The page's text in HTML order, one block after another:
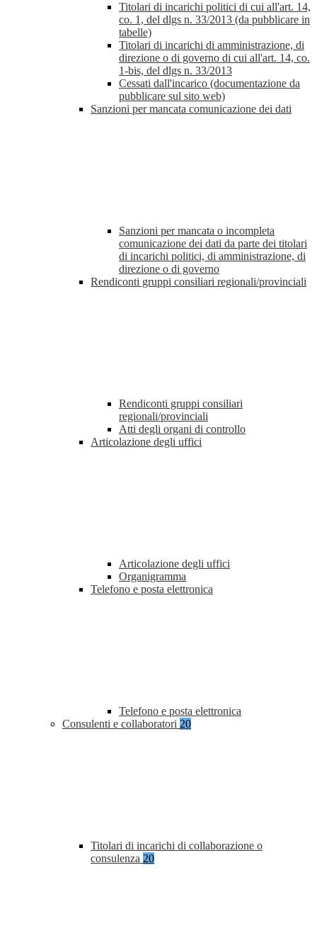
Titolari di incarichi politici di cui all'art. 14,
co. 1, del dlgs n. 33/2013 (da pubblicare in
tabelle)
Titolari di incarichi di amministrazione, di
direzione o di governo di cui all'art. 14, co.
1-bis, del dlgs n. 33/2013
Cessati dall'incarico (documentazione da
pubblicare sul sito web)
Sanzioni per mancata comunicazione dei dati
Sanzioni per mancata o incompleta
comunicazione dei dati da parte dei titolari
di incarichi politici, di amministrazione, di
direzione o di governo
Rendiconti gruppi consiliari regionali/provinciali
Rendiconti gruppi consiliari
regionali/provinciali
Atti degli organi di controllo
Articolazione degli uffici
Articolazione degli uffici
Organigramma
Telefono e posta elettronica
Telefono e posta elettronica
Consulenti e collaboratori 20
Titolari di incarichi di collaborazione o
consulenza 20